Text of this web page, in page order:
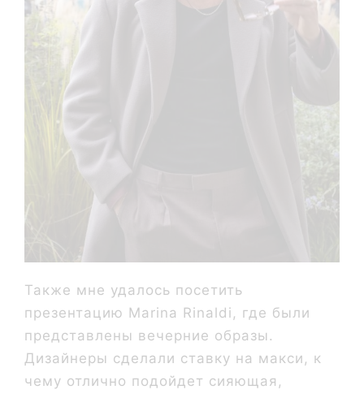
Также мне удалось посетить
презентацию Marina Rinaldi, где были
представлены вечерние образы.
Дизайнеры сделали ставку на макси, к
чему отлично подойдет сияющая,